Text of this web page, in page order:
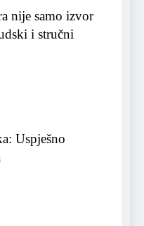
nije samo izvor
i stručni
Uspješno